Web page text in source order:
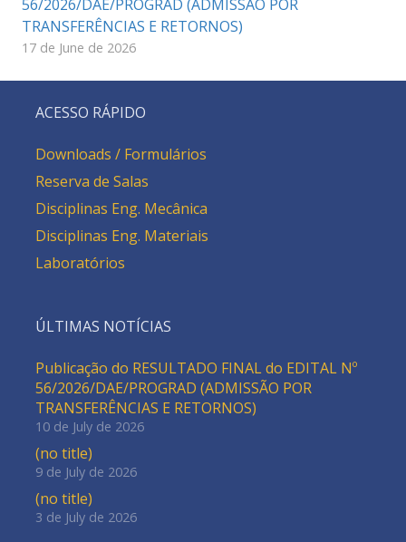
56/2026/DAE/PROGRAD (ADMISSÃO POR
TRANSFERÊNCIAS E RETORNOS)
17 de June de 2026
ACESSO RÁPIDO
Downloads / Formulários
Reserva de Salas
Disciplinas Eng. Mecânica
Disciplinas Eng. Materiais
Laboratórios
ÚLTIMAS NOTÍCIAS
Publicação do RESULTADO FINAL do EDITAL Nº
56/2026/DAE/PROGRAD (ADMISSÃO POR
TRANSFERÊNCIAS E RETORNOS)
10 de July de 2026
(no title)
9 de July de 2026
(no title)
3 de July de 2026